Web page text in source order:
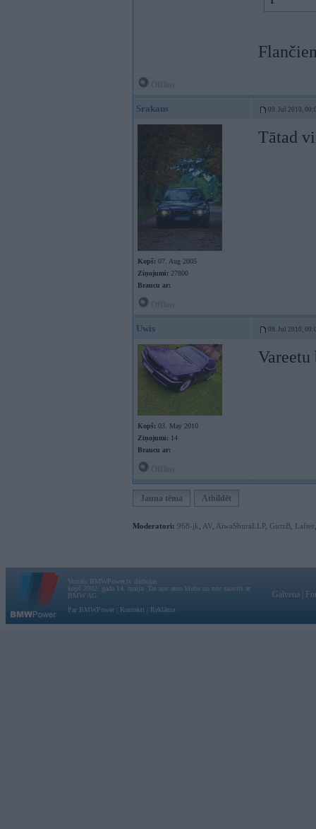
Srakans 09. Jul 2010,
Kopš: 07. Aug 2005
Ziņojumi: 27800
Braucu ar:
Tātad
Uwis 09. Jul 2010,
Kopš: 03. May 2010
Ziņojumi: 14
Braucu ar:
Jauna tēma Atbildēt
Moderatori: 968-jk AV AiwaShuraLLP, GirtzB Lafter
Vortāls BMWPower.lv darbojas
kopš 2002. gada 14. maija. Tas nav auto klubs un nav saistīts ar
BMW AG.
Par BMWPower
Kontakti Reklāma
Galvena